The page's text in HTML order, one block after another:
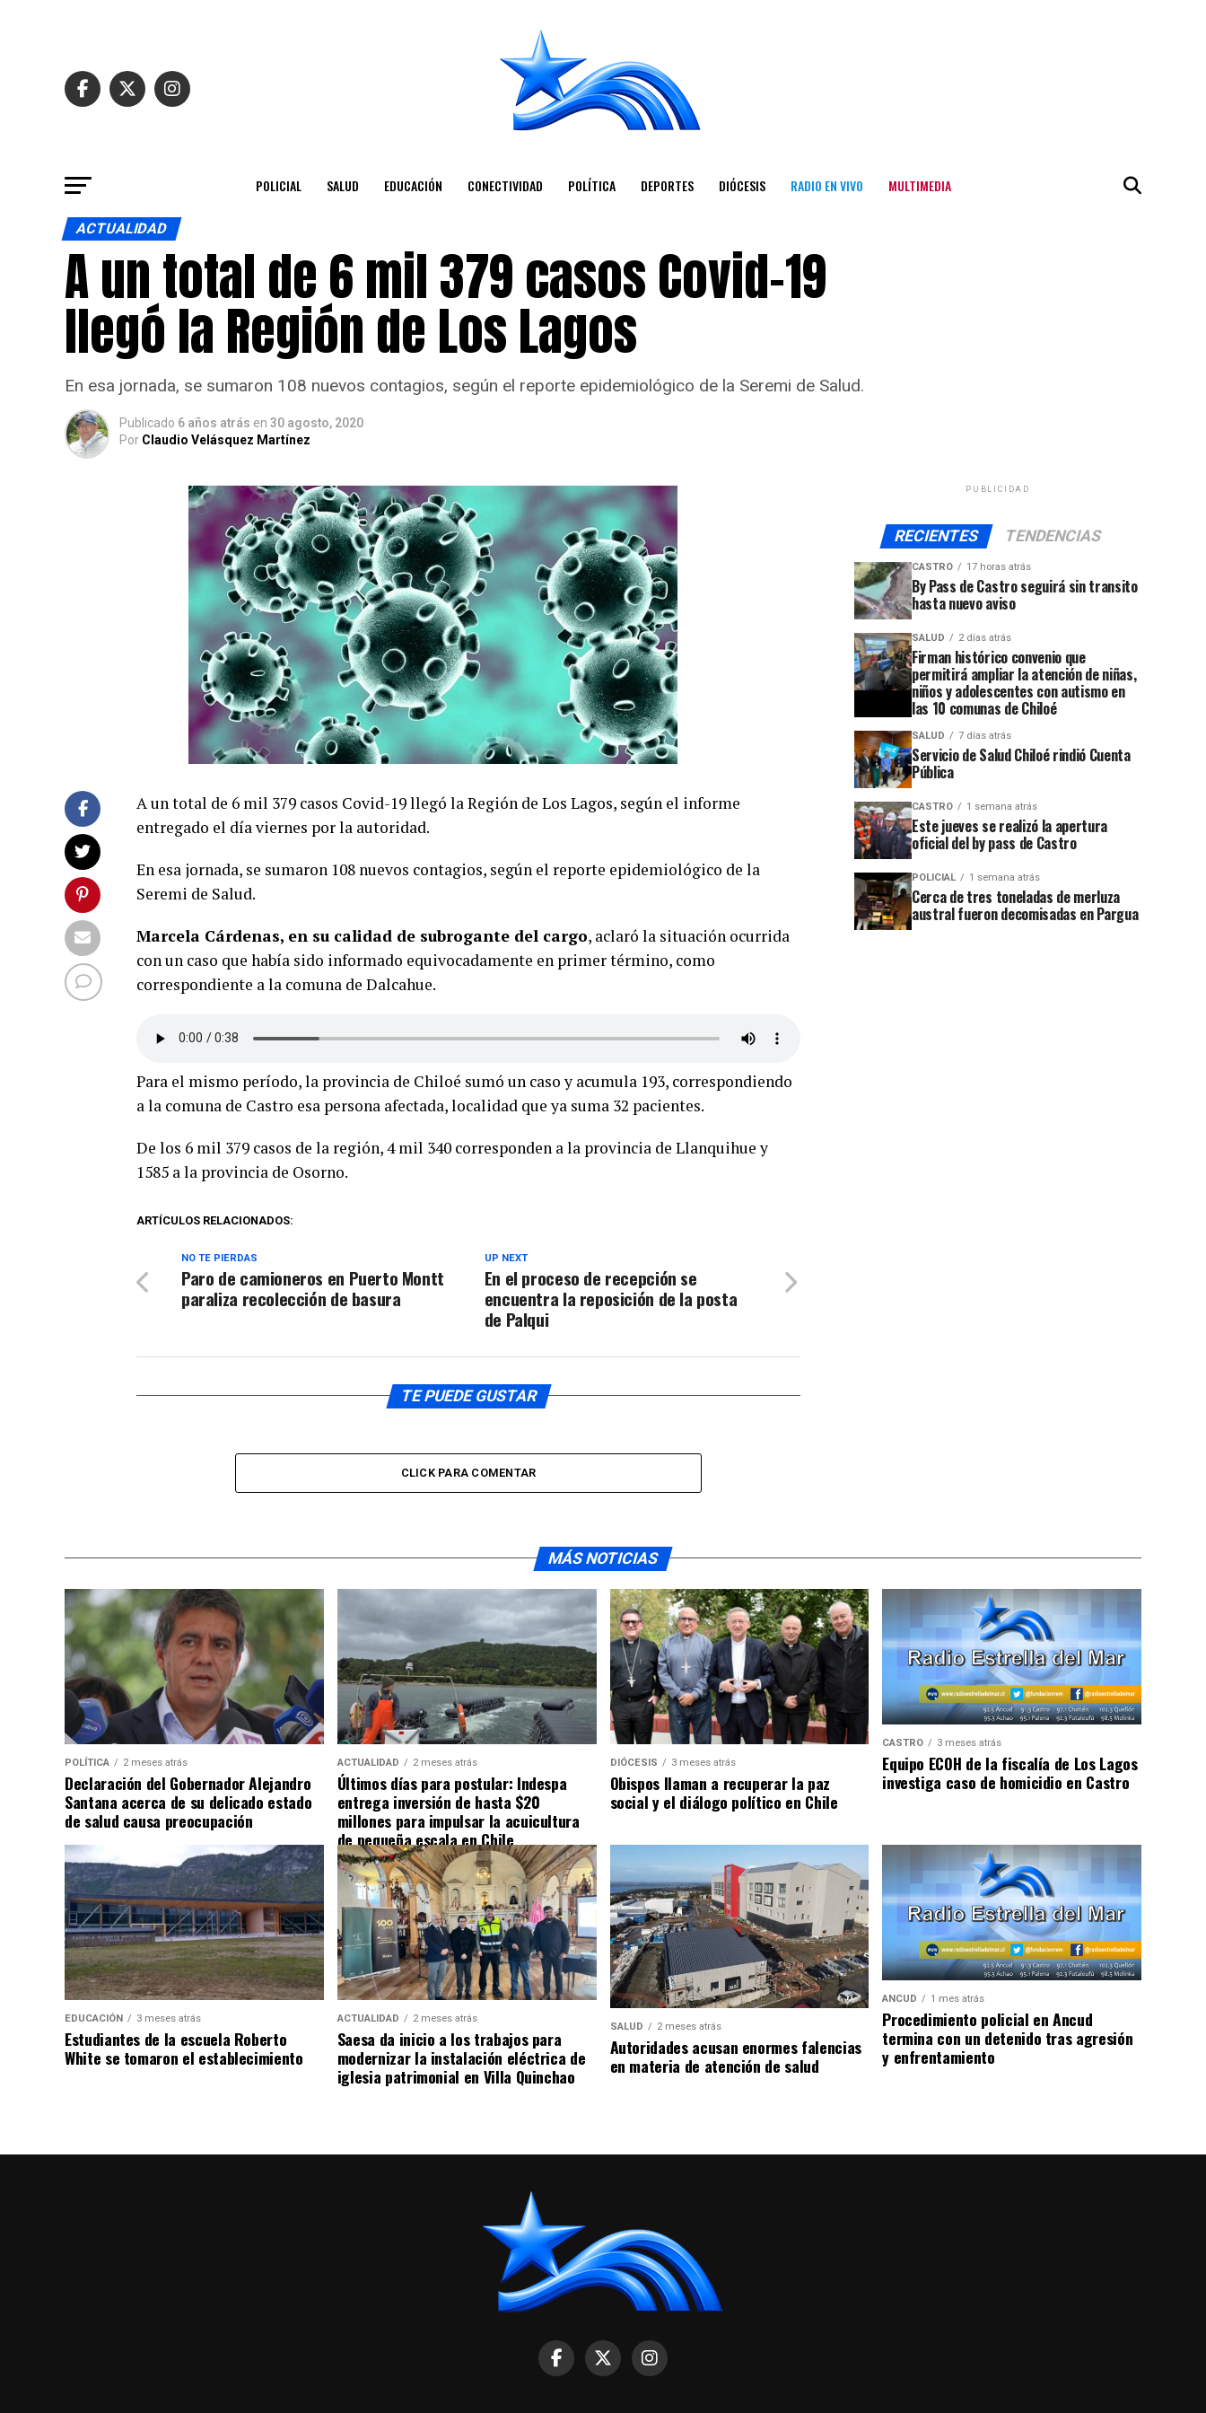
POLICIAL SALUD EDUCACIÓN CONECTIVIDAD POLÍTICA DEPORTES DIÓCESIS RADIO EN VIVO MULTIMEDIA
ACTUALIDAD
A un total de 6 mil 379 casos Covid-19
llegó la Región de Los Lagos
En esa jornada, se sumaron 108 nuevos contagios, según el reporte epidemiológico de la Seremi de Salud.
Publicado 6 años atrás en 30 agosto, 2020
Por Claudio Velásquez Martínez
A un total de 6 mil 379 casos Covid-19 llegó la Región de Los Lagos, según el informe
entregado el día viernes por la autoridad.
En esa jornada, se sumaron 108 nuevos contagios, según el reporte epidemiológico de la
Seremi de Salud.
Marcela Cárdenas, en su calidad de subrogante del cargo, aclaró la situación ocurrida
con un caso que había sido informado equivocadamente en primer término, como
correspondiente a la comuna de Dalcahue.
Para el mismo período, la provincia de Chiloé sumó un caso y acumula 193, correspondiendo
a la comuna de Castro esa persona afectada, localidad que ya suma 32 pacientes.
De los 6 mil 379 casos de la región, 4 mil 340 corresponden a la provincia de Llanquihue y
1585 a la provincia de Osorno.
ARTÍCULOS RELACIONADOS:
UP NEXT
En el proceso de recepción se
encuentra la reposición de la posta
de Palqui
NO TE PIERDAS
Paro de camioneros en Puerto Montt
paraliza recolección de basura
TE PUEDE GUSTAR
CLICK PARA COMENTAR
PUBLICIDAD
RECIENTES TENDENCIAS
CASTRO 17 horas atrás
By Pass de Castro seguirá sin transito
hasta nuevo aviso
SALUD 2 días atrás
Firman histórico convenio que
permitirá ampliar la atención de niñas,
niños y adolescentes con autismo en
las 10 comunas de Chiloé
SALUD 7 días atrás
Servicio de Salud Chiloé rindió Cuenta
Pública
CASTRO 1 semana atrás
Este jueves se realizó la apertura
oficial del by pass de Castro
POLICIAL 1 semana atrás
Cerca de tres toneladas de merluza
austral fueron decomisadas en Pargua
MÁS NOTICIAS
POLÍTICA 2 meses atrás
Declaración del Gobernador Alejandro
Santana acerca de su delicado estado
de salud causa preocupación
ACTUALIDAD 2 meses atrás
Últimos días para postular: Indespa
entrega inversión de hasta $20
millones para impulsar la acuicultura
de pequeña escala en Chile
DIÓCESIS 3 meses atrás
Obispos llaman a recuperar la paz
social y el diálogo político en Chile
CASTRO 3 meses atrás
Equipo ECOH de la fiscalía de Los Lagos
investiga caso de homicidio en Castro
EDUCACIÓN 3 meses atrás
Estudiantes de la escuela Roberto
White se tomaron el establecimiento
ACTUALIDAD 2 meses atrás
Saesa da inicio a los trabajos para
modernizar la instalación eléctrica de
iglesia patrimonial en Villa Quinchao
SALUD 2 meses atrás
Autoridades acusan enormes falencias
en materia de atención de salud
ANCUD 1 mes atrás
Procedimiento policial en Ancud
termina con un detenido tras agresión
y enfrentamiento